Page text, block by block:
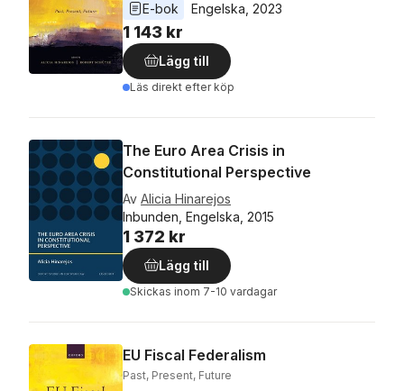
E-bok
Engelska 2023
1 143 kr
Lägg till
Läs direkt efter köp
The Euro Area Crisis in
Constitutional Perspective
Av Alicia Hinarejos
Inbunden, Engelska, 2015
1 372 kr
Lägg till
Skickas inom 7-10 vardagar
EU Fiscal Federalism
Past, Present, Future